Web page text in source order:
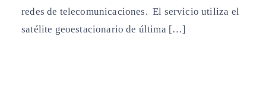
redes de telecomunicaciones. El servicio utiliza el
satélite geoestacionario de última […]